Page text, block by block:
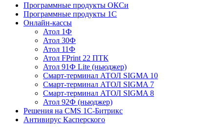
Программные продукты ОКСи
Программные продукты 1С
Онлайн-кассы
Атол 1Ф
Атол 30Ф
Атол 11Ф
Атол FPrint 22 ПТК
Атол 91Ф Lite (ньюджер)
Смарт-терминал АТОЛ SIGMA 10
Смарт-терминал АТОЛ SIGMA 7
Смарт-терминал АТОЛ SIGMA 8
Атол 92Ф (ньюджер)
Решения на CMS 1С-Битрикс
Антивирус Касперского